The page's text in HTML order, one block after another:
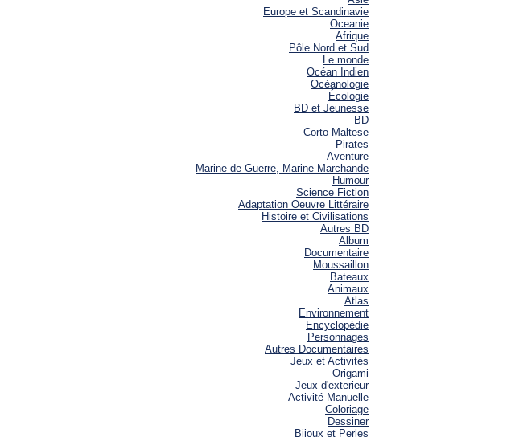
Europe et Scandinavie
Oceanie
Afrique
Pôle Nord et Sud
Le monde
Océan Indien
Océanologie
Écologie
BD et Jeunesse
BD
Corto Maltese
Pirates
Aventure
Marine de Guerre, Marine Marchande
Humour
Science Fiction
Adaptation Oeuvre Littéraire
Histoire et Civilisations
Autres BD
Album
Documentaire
Moussaillon
Bateaux
Animaux
Atlas
Environnement
Encyclopédie
Personnages
Autres Documentaires
Jeux et Activités
Origami
Jeux d'exterieur
Activité Manuelle
Coloriage
Dessiner
Bijoux et Perles